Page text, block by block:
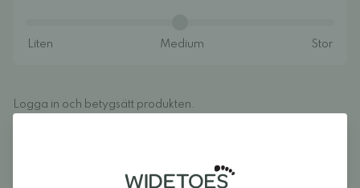
Logga in och betygsätt produkten.